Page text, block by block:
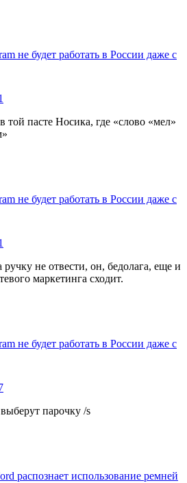
не будет работать в России даже с
пасте Носика, где «слово «мел»
не будет работать в России даже с
не отвести, он, бедолага, еще и
маркетинга сходит.
не будет работать в России даже с
парочку /s
распознает использование ремней